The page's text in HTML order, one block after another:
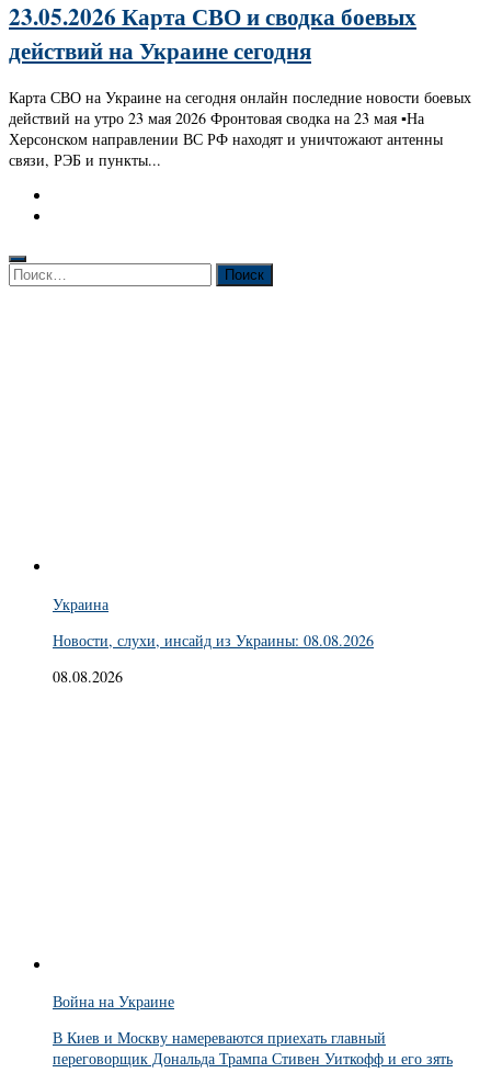
23.05.2026 Карта СВО и сводка боевых
действий на Украине сегодня
Карта СВО на Украине на сегодня онлайн последние новости боевых
действий на утро 23 мая 2026 Фронтовая сводка на 23 мая ▪️На
Херсонском направлении ВС РФ находят и уничтожают антенны
связи, РЭБ и пункты...
Найти:
Украина
Новости, слухи, инсайд из Украины: 08.08.2026
08.08.2026
Война на Украине
В Киев и Москву намереваются приехать главный
переговорщик Дональда Трампа Стивен Уиткофф и его зять